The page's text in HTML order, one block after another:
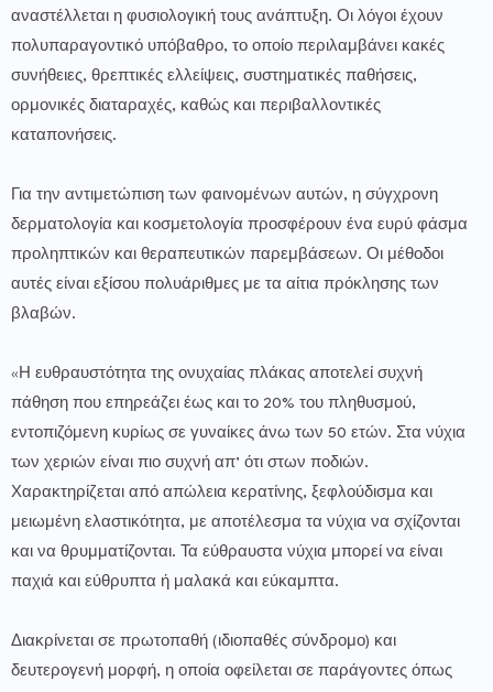
αναστέλλεται η φυσιολογική τους ανάπτυξη. Οι λόγοι έχουν
πολυπαραγοντικό υπόβαθρο, το οποίο περιλαμβάνει κακές
συνήθειες, θρεπτικές ελλείψεις, συστηματικές παθήσεις,
ορμονικές διαταραχές, καθώς και περιβαλλοντικές
καταπονήσεις.
Για την αντιμετώπιση των φαινομένων αυτών, η σύγχρονη
δερματολογία και κοσμετολογία προσφέρουν ένα ευρύ φάσμα
προληπτικών και θεραπευτικών παρεμβάσεων. Οι μέθοδοι
αυτές είναι εξίσου πολυάριθμες με τα αίτια πρόκλησης των
βλαβών.
«Η ευθραυστότητα της ονυχαίας πλάκας αποτελεί συχνή
πάθηση που επηρεάζει έως και το 20% του πληθυσμού,
εντοπιζόμενη κυρίως σε γυναίκες άνω των 50 ετών. Στα νύχια
των χεριών είναι πιο συχνή απ’ ότι στων ποδιών.
Χαρακτηρίζεται από απώλεια κερατίνης, ξεφλούδισμα και
μειωμένη ελαστικότητα, με αποτέλεσμα τα νύχια να σχίζονται
και να θρυμματίζονται. Τα εύθραυστα νύχια μπορεί να είναι
παχιά και εύθρυπτα ή μαλακά και εύκαμπτα.
Διακρίνεται σε πρωτοπαθή (ιδιοπαθές σύνδρομο) και
δευτερογενή μορφή, η οποία οφείλεται σε παράγοντες όπως